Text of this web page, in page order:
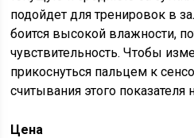
подойдет для тренировок в
боится высокой влажности,
чувствительность. Чтобы
прикоснуться пальцем к
считывания этого показателя
Цена